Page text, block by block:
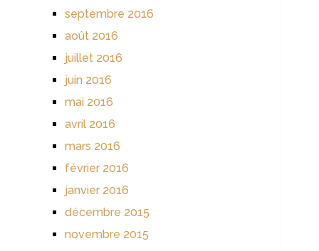
septembre 2016
août 2016
juillet 2016
juin 2016
mai 2016
avril 2016
mars 2016
février 2016
janvier 2016
décembre 2015
novembre 2015